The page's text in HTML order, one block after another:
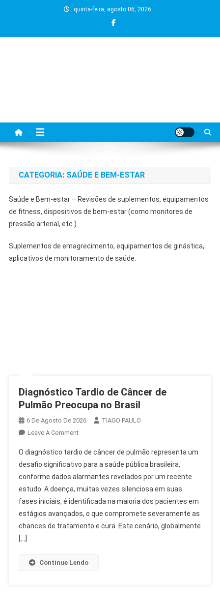
quinta-feira, agosto 06, 2026
CATEGORIA: SAÚDE E BEM-ESTAR
Saúde e Bem-estar – Revisões de suplementos, equipamentos
de fitness, dispositivos de bem-estar (como monitores de
pressão arterial, etc.).
Suplementos de emagrecimento, equipamentos de ginástica,
aplicativos de monitoramento de saúde.
Diagnóstico Tardio de Câncer de
Pulmão Preocupa no Brasil
6 De Agosto De 2026
TIAGO PAULO
Leave A CommentOn
Tardio
De
Câncer
De
Pulmão
Preocupa
O diagnóstico tardio de câncer de pulmão representa um
desafio significativo para a saúde pública brasileira,
conforme dados alarmantes revelados por um recente
estudo. A doença, muitas vezes silenciosa em suas
fases iniciais, é identificada na maioria dos pacientes em
estágios avançados, o que compromete severamente as
chances de tratamento e cura. Este cenário, globalmente
[…]
Continue Lendo